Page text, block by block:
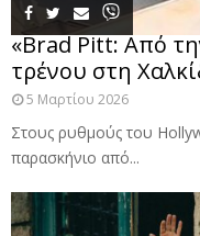
«Brad Pitt: Από
τρένου στη
5 Μαρτίου 2026
Στους ρυθμούς του
παρασκήνιο από...